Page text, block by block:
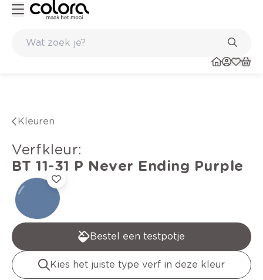
Kleuren
verfkleur:
BT 11-31 P Never Ending Purple
Bestel een testpotje
Kies het juiste type verf in deze kleur